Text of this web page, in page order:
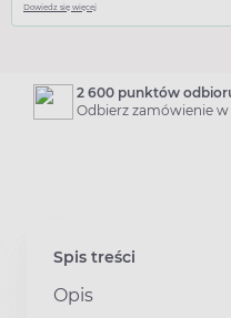
Dowiedz się więcej
2 600 punktów
Odbierz zamówienie
Spis treści
Opis